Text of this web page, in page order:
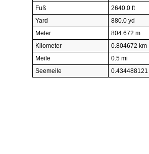
Fuß
2640.0 ft
Yard
880.0 yd
Meter
804.672 m
Kilometer
0.804672 km
Meile
0.5 mi
Seemeile
0.434488121